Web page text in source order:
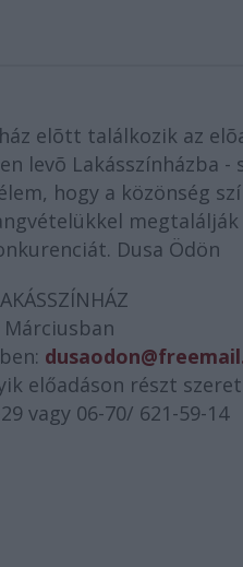
elõtt találkozik az
levõ Lakásszínházba -
hogy a közönség
Dusa Ödön
Márciusban
előadáson részt
vagy 06-70/ 621-59-14